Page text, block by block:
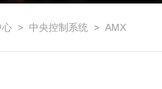
心 中央控制系统 AMX